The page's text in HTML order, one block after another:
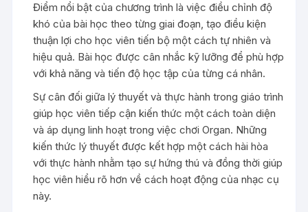
Điểm nổi bật của chương trình là việc điều chỉnh độ
khó của bài học theo từng giai đoạn, tạo điều kiện
thuận lợi cho học viên tiến bộ một cách tự nhiên và
hiệu quả. Bài học được cân nhắc kỹ lưỡng để phù hợp
với khả năng và tiến độ học tập của từng cá nhân.
Sự cân đối giữa lý thuyết và thực hành trong giáo trình
giúp học viên tiếp cận kiến thức một cách toàn diện
và áp dụng linh hoạt trong việc chơi Organ. Những
kiến thức lý thuyết được kết hợp một cách hài hòa
với thực hành nhằm tạo sự hứng thú và đồng thời giúp
học viên hiểu rõ hơn về cách hoạt động của nhạc cụ
này.